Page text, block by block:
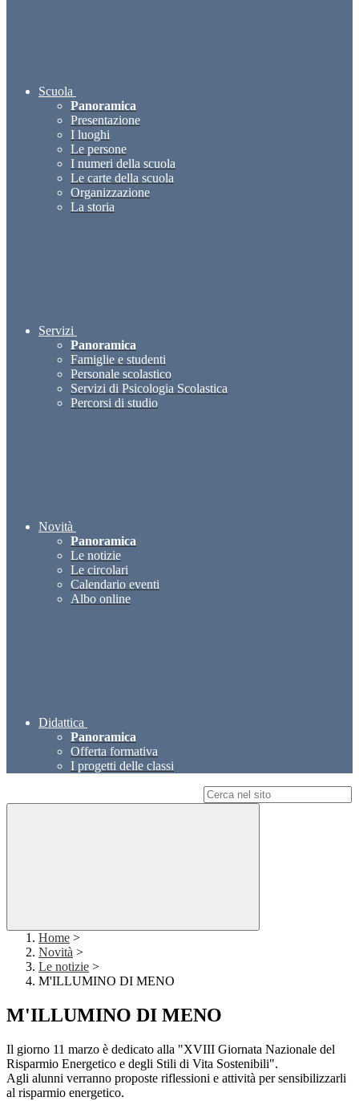
Scuola
Panoramica
Presentazione
I luoghi
Le persone
I numeri della scuola
Le carte della scuola
Organizzazione
La storia
Servizi
Panoramica
Famiglie e studenti
Personale scolastico
Servizi di Psicologia Scolastica
Percorsi di studio
Novità
Panoramica
Le notizie
Le circolari
Calendario eventi
Albo online
Didattica
Panoramica
Offerta formativa
I progetti delle classi
Home >
Novità >
Le notizie >
M'ILLUMINO DI MENO
M'ILLUMINO DI MENO
Il giorno 11 marzo è dedicato alla "XVIII Giornata Nazionale del
Risparmio Energetico e degli Stili di Vita Sostenibili".
Agli alunni verranno proposte riflessioni e attività per sensibilizzarli
al risparmio energetico.